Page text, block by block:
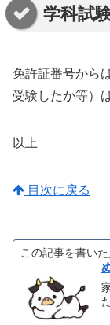
学科試
免許証番号から
受験したか等）
以上
目次に戻る
この記事を書いた